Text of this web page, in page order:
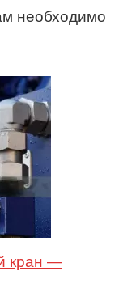
необходимо
кран —